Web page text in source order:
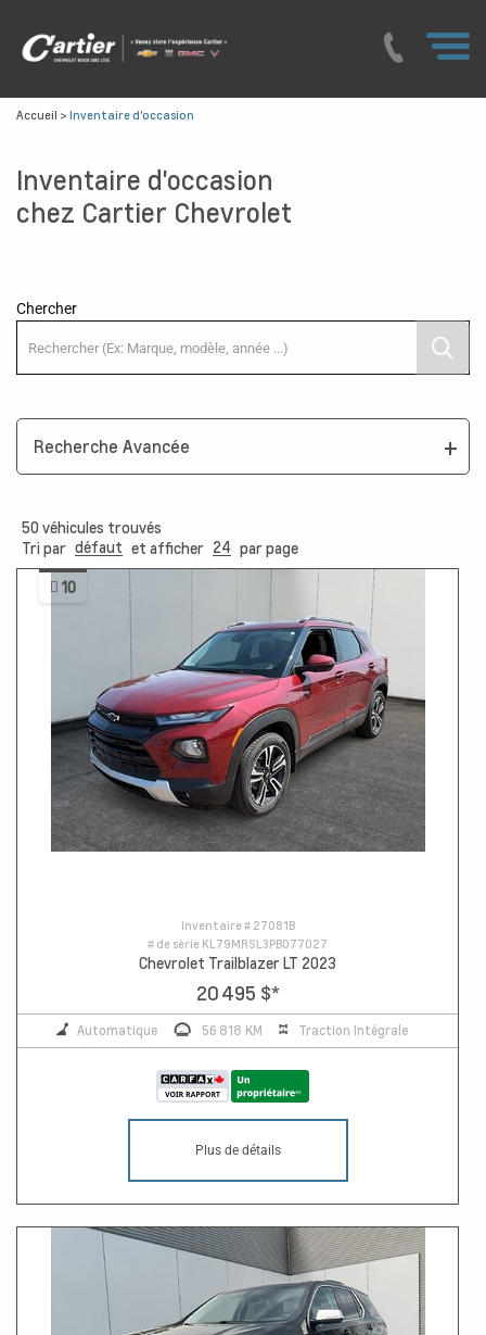
Accueil > Inventaire d'occasion
Inventaire d'occasion
chez Cartier Chevrolet
Chercher
Recherche Avancée
50 véhicules trouvés
Tri par défaut et afficher 24 par page
10
Inventaire # 27081B
# de série KL79MRSL3PB077027
Chevrolet Trailblazer LT 2023
20 495 $*
Automatique 56 818 KM Traction Intégrale
Plus de détails